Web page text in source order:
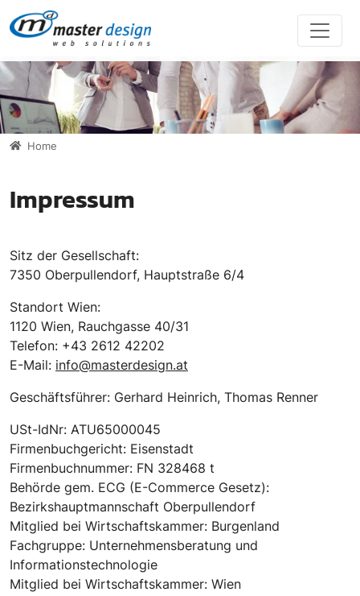
Direkt zur Hauptnavigation springen
Direkt zum Inhalt springen
Home
Impressum
Sitz der Gesellschaft:
7350 Oberpullendorf, Hauptstraße 6/4
Standort Wien:
1120 Wien, Rauchgasse 40/31
Telefon: +43 2612 42202
E-Mail: info@masterdesign.at
Geschäftsführer: Gerhard Heinrich, Thomas Renner
USt-IdNr: ATU65000045
Firmenbuchgericht: Eisenstadt
Firmenbuchnummer: FN 328468 t
Behörde gem. ECG (E-Commerce Gesetz):
Bezirkshauptmannschaft Oberpullendorf
Mitglied bei Wirtschaftskammer: Burgenland
Fachgruppe: Unternehmensberatung und
Informationstechnologie
Mitglied bei Wirtschaftskammer: Wien